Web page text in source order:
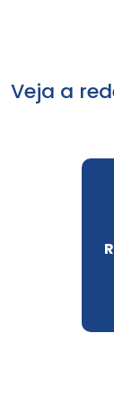
Select
Veja a